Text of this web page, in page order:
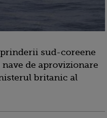
sud-coreene
de aprovizionare
britanic al